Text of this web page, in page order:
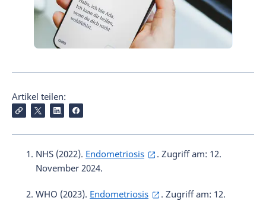
Artikel teilen:
NHS (2022). Endometriosis
. Zugriff am: 12.
November 2024.
WHO (2023). Endometriosis
. Zugriff am: 12.